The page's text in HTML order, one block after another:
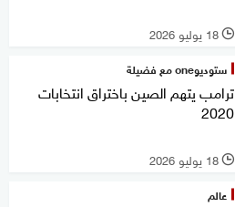
l 18 يوليو 2026
ستوديوone مع فضيلة
ترامب يتهم الصين باختراق انتخابات
2020
l 18 يوليو 2026
عالم